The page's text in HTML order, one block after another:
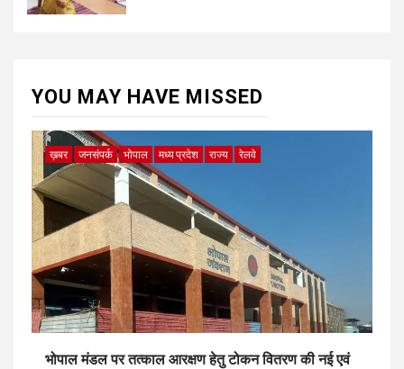
YOU MAY HAVE MISSED
ख़बर जनसंपर्क भोपाल मध्य प्रदेश राज्य रेलवे
भोपाल मंडल पर तत्काल आरक्षण हेतु टोकन वितरण की नई एवं